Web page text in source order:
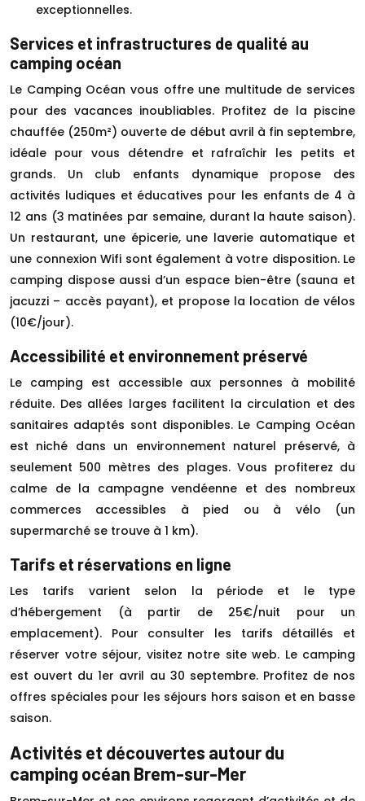
exceptionnelles.
Services et infrastructures de qualité au
camping océan
Le Camping Océan vous offre une multitude de services
pour des vacances inoubliables. Profitez de la piscine
chauffée (250m²) ouverte de début avril à fin septembre,
idéale pour vous détendre et rafraîchir les petits et
grands. Un club enfants dynamique propose des
activités ludiques et éducatives pour les enfants de 4 à
12 ans (3 matinées par semaine, durant la haute saison).
Un restaurant, une épicerie, une laverie automatique et
une connexion Wifi sont également à votre disposition. Le
camping dispose aussi d’un espace bien-être (sauna et
jacuzzi – accès payant), et propose la location de vélos
(10€/jour).
Accessibilité et environnement préservé
Le camping est accessible aux personnes à mobilité
réduite. Des allées larges facilitent la circulation et des
sanitaires adaptés sont disponibles. Le Camping Océan
est niché dans un environnement naturel préservé, à
seulement 500 mètres des plages. Vous profiterez du
calme de la campagne vendéenne et des nombreux
commerces accessibles à pied ou à vélo (un
supermarché se trouve à 1 km).
Tarifs et réservations en ligne
Les tarifs varient selon la période et le type
d’hébergement (à partir de 25€/nuit pour un
emplacement). Pour consulter les tarifs détaillés et
réserver votre séjour, visitez notre site web. Le camping
est ouvert du 1er avril au 30 septembre. Profitez de nos
offres spéciales pour les séjours hors saison et en basse
saison.
Activités et découvertes autour du
camping océan Brem-sur-Mer